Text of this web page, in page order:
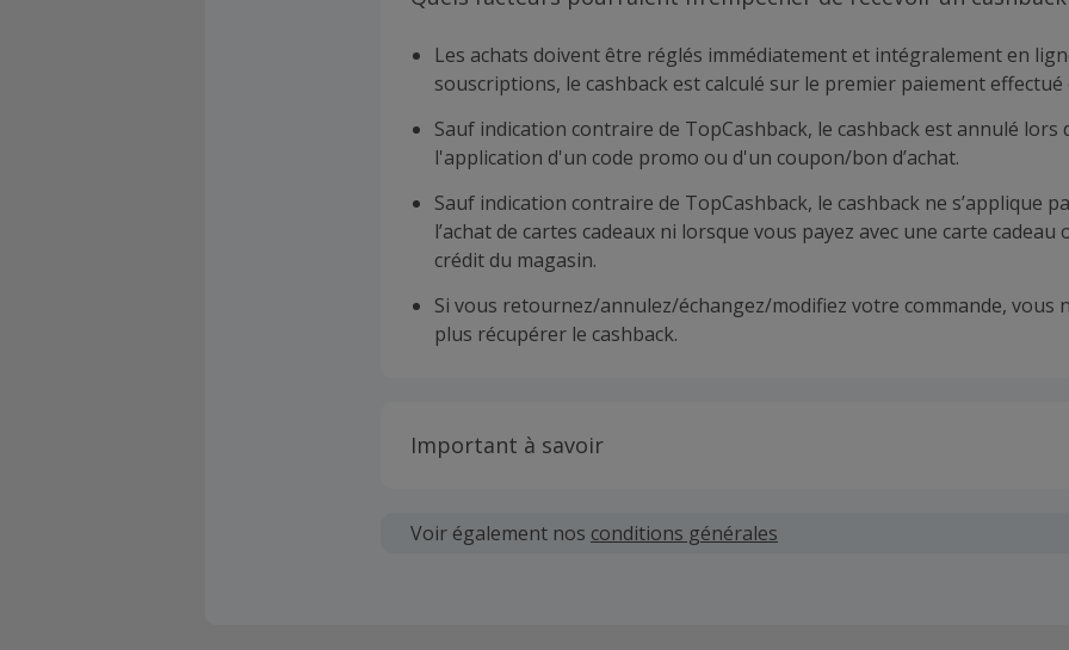
Les achats doivent être réglés immédiatement et intégralement en
souscriptions, le cashback est calculé sur le premier paiement effectué
Sauf indication contraire de TopCashback, le cashback est annulé lors
l'application d'un code promo ou d'un coupon/bon d’achat.
Sauf indication contraire de TopCashback, le cashback ne s’applique
l’achat de cartes cadeaux ni lorsque vous payez avec une carte cadeau
crédit du magasin.
Si vous retournez/annulez/échangez/modifiez votre commande, vous
plus récupérer le cashback.
Important à savoir
soumises au plus tard dans les 100 jours qui suivent la date d'achat.
Voir également nos conditions générales